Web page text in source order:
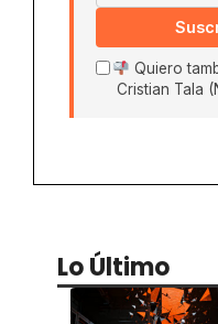
Quiero
Cristian Tala
Lo Último